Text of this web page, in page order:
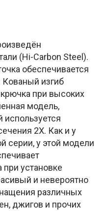
(Hi-Carbon Steel).
обеспечивается
Кованый изгиб
при высоких
модель,
используется
2Х. Как и у
серии, у этой модели
установке
и невероятно
различных
джигов и прочих